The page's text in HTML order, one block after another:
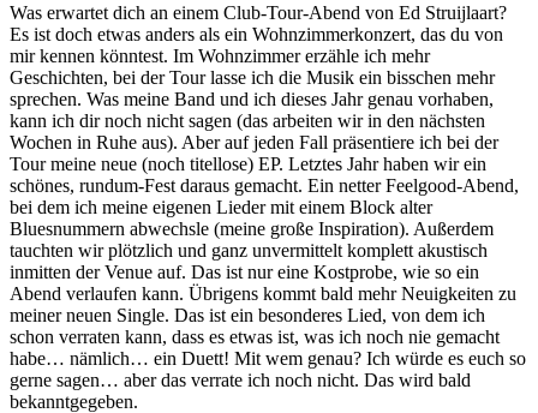
Was erwartet dich an einem Club-Tour-Abend von Ed Struijlaart?
Es ist doch etwas anders als ein Wohnzimmerkonzert, das du von
mir kennen könntest. Im Wohnzimmer erzähle ich mehr
Geschichten, bei der Tour lasse ich die Musik ein bisschen mehr
sprechen. Was meine Band und ich dieses Jahr genau vorhaben,
kann ich dir noch nicht sagen (das arbeiten wir in den nächsten
Wochen in Ruhe aus). Aber auf jeden Fall präsentiere ich bei der
Tour meine neue (noch titellose) EP. Letztes Jahr haben wir ein
schönes, rundum-Fest daraus gemacht. Ein netter Feelgood-Abend,
bei dem ich meine eigenen Lieder mit einem Block alter
Bluesnummern abwechsle (meine große Inspiration). Außerdem
tauchten wir plötzlich und ganz unvermittelt komplett akustisch
inmitten der Venue auf. Das ist nur eine Kostprobe, wie so ein
Abend verlaufen kann. Übrigens kommt bald mehr Neuigkeiten zu
meiner neuen Single. Das ist ein besonderes Lied, von dem ich
schon verraten kann, dass es etwas ist, was ich noch nie gemacht
habe… nämlich… ein Duett! Mit wem genau? Ich würde es euch so
gerne sagen… aber das verrate ich noch nicht. Das wird bald
bekanntgegeben.